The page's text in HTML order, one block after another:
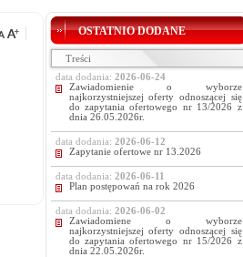
OSTATNIO DODANE
Treści
data dodania: 2026-06-24
Zawiadomienie o wyborze
najkorzystniejszej oferty odnoszącej się
do zapytania ofertowego nr 13/2026 z
dnia 26.05.2026r.
data dodania: 2026-06-12
Zapytanie ofertowe nr 13.2026
data dodania: 2026-06-11
Plan postępowań na rok 2026
data dodania: 2026-06-02
Zawiadomiene o wyborze
najkorzystniejszej oferty odnoszącej się
do zapytania ofertowego nr 15/2026 z
dnia 22.05.2026r.